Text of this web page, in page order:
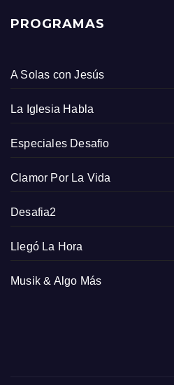
PROGRAMAS
A Solas con Jesús
La Iglesia Habla
Especiales Desafio
Clamor Por La Vida
Desafia2
Llegó La Hora
Musik & Algo Más